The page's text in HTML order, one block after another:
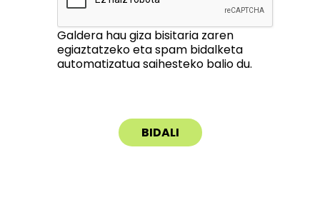
Galdera hau giza bisitaria zaren
egiaztatzeko eta spam bidalketa
automatizatua saihesteko balio du.